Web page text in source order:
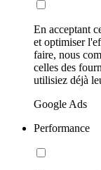
En acceptant
et optimiser
faire, nous
celles des
utilisiez déjà
Google Ads
Performance